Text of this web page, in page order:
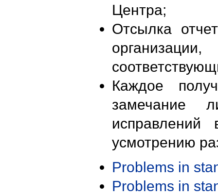
Центра;
Отсылка
Каждое
замечание
исправлений
усмотрению
Problems in
Problems in